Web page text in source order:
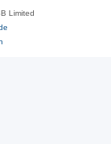
Limited